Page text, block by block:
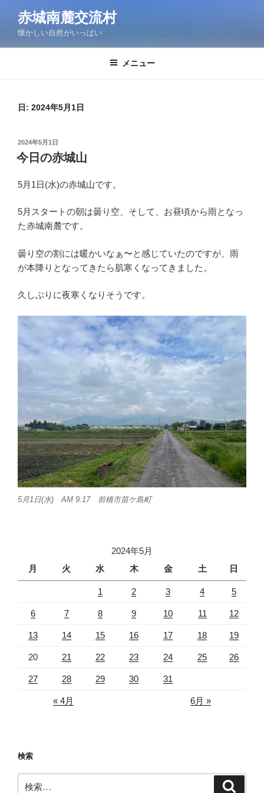
ン
赤城南麓交流村
懐かしい自然がいっぱい
メニュー
日: 2024年5月1日
投
稿
日:
2024年5月1日
今日の赤城山
5月1日(水)の赤城山です。
5月スタートの朝は曇り空、そして、お昼頃から雨となっ
た赤城南麓です。
曇り空の割には暖かいなぁ〜と感じていたのですが、雨
が本降りとなってきたら肌寒くなってきました。
久しぶりに夜寒くなりそうです。
5月1日(水) AM 9:17 前橋市苗ケ島町
2024年5月
月
火 水 木 金 土 日
1 2 3 4 5
6 7 8 9 10 11 12
13 14 15 16 17 18 19
20 21 22 23 24 25 26
27 28 29 30 31
« 4月 6月 »
検索